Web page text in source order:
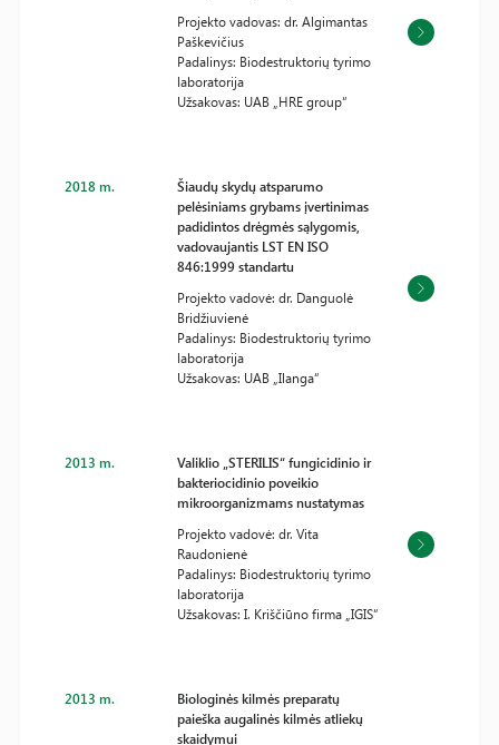
Projekto vadovas: dr. Algimantas
Paškevičius
Padalinys: Biodestruktorių tyrimo
laboratorija
Užsakovas: UAB „HRE group“
2018 m.
Šiaudų skydų atsparumo
pelėsiniams grybams įvertinimas
padidintos drėgmės sąlygomis,
vadovaujantis LST EN ISO
846:1999 standartu
Projekto vadovė: dr. Danguolė
Bridžiuvienė
Padalinys: Biodestruktorių tyrimo
laboratorija
Užsakovas: UAB „Ilanga“
2013 m.
Valiklio „STERILIS“ fungicidinio ir
bakteriocidinio poveikio
mikroorganizmams nustatymas
Projekto vadovė: dr. Vita
Raudonienė
Padalinys: Biodestruktorių tyrimo
laboratorija
Užsakovas: I. Kriščiūno firma „IGIS“
2013 m.
Biologinės kilmės preparatų
paieška augalinės kilmės atliekų
skaidymui